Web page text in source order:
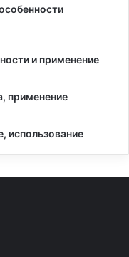
и применение
применение
использование